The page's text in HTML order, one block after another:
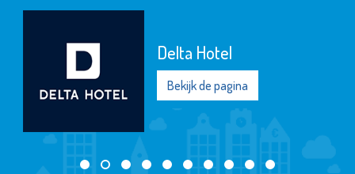
Delta Hotel
Bekijk de pagina